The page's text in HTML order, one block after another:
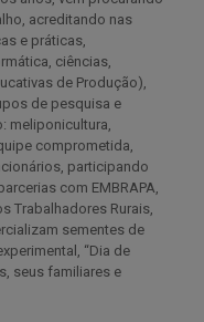
acreditando nas
e práticas,
ciências,
de Produção),
de pesquisa e
meliponicultura,
comprometida,
participando
com EMBRAPA,
Trabalhadores Rurais,
sementes de
“Dia de
seus familiares e